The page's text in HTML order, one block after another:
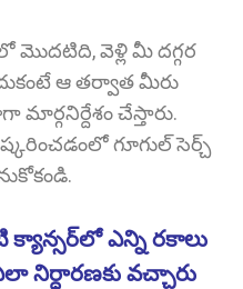
మొదటిది, వెళ్లి మీ దగ్గర
ఆ తర్వాత మీరు
మార్గనిర్దేశం చేస్తారు.
గూగుల్ సెర్చ్
క్యాన్సర్‌లో ఎన్ని రకాలు
వచ్చారు